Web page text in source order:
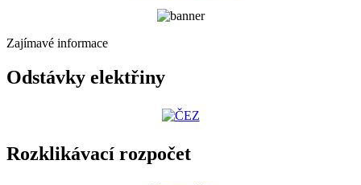
Zajímavé informace
Odstávky elektřiny
Rozklikávací rozpočet